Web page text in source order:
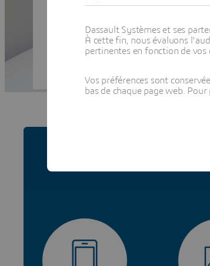
Dassault Systèmes et ses
À cette fin, nous évaluons
pertinentes en fonction de vos
Vos préférences sont
bas de chaque page web.